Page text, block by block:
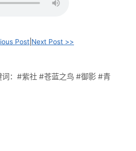
Post Next Post >>
词：#紫社 #苍蓝之鸟 #御影 #青